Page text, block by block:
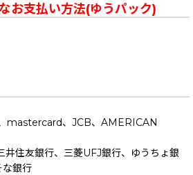
お支払い方法(ゆうパック)
mastercard、JCB、AMERICAN
井住友銀行、三菱UFJ銀行、ゆうちょ銀
な銀行